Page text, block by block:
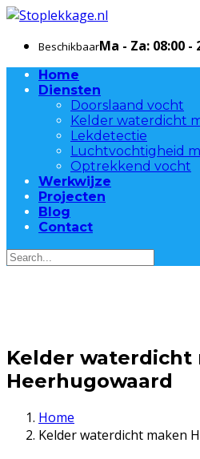
BeschikbaarMa - Za: 08:00 -
Home
Diensten
Doorslaand vocht
Kelder waterdicht
Lekdetectie
Luchtvochtigheid
Optrekkend vocht
Werkwijze
Projecten
Blog
Contact
Kelder waterdicht
Heerhugowaard
Home
Kelder waterdicht maken